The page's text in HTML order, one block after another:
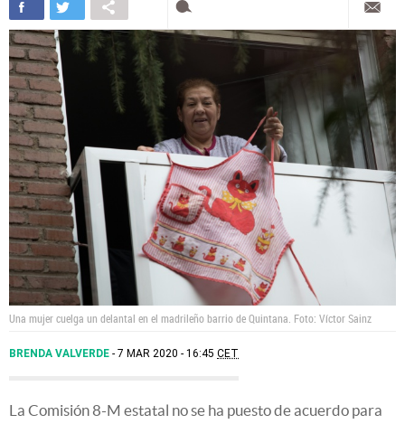
Una mujer cuelga un delantal en el madrileño barrio de Quintana. Foto: Víctor Sainz
BRENDA VALVERDE 7 MAR 2020 - 16:45 CET
La Comisión 8-M estatal no se ha puesto de acuerdo para